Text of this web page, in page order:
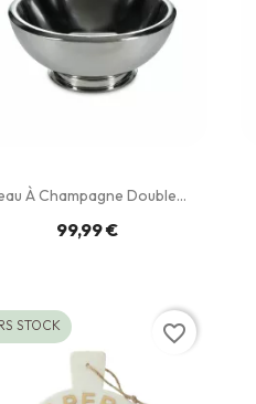
À Champagne Double...
99,99 €
STOCK favorite_border